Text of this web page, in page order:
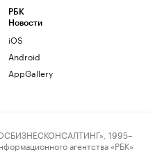
РБК
Новости
iOS
Android
AppGallery
1995–
агентства «РБК»